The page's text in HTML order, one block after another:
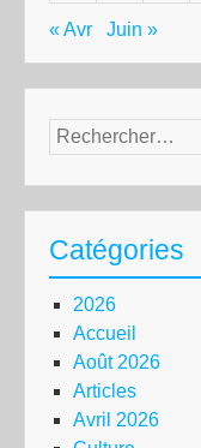
« Avr Juin »
Rechercher :
Catégories
2026
Accueil
Août 2026
Articles
Avril 2026